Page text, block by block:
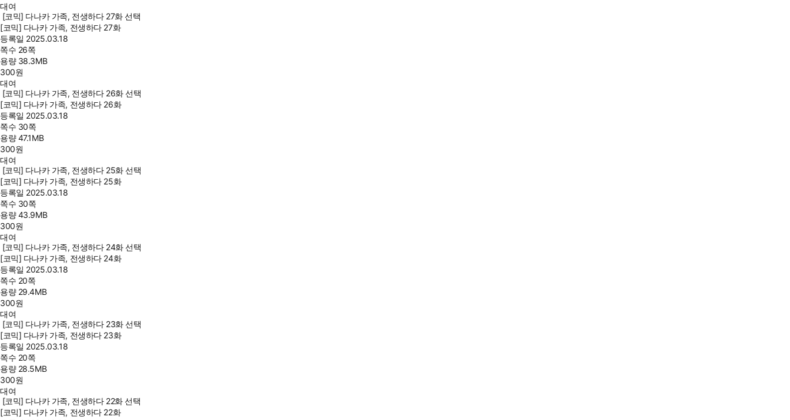
대여
[코믹] 다나카 가족, 전생하다 27화 선택
[코믹] 다나카 가족, 전생하다 27화
등록일 2025.03.18
쪽수 26쪽
용량 38.3MB
300원
대여
[코믹] 다나카 가족, 전생하다 26화 선택
[코믹] 다나카 가족, 전생하다 26화
등록일 2025.03.18
쪽수 30쪽
용량47.1MB
300원
대여
[코믹] 다나카 가족, 전생하다 25화 선택
[코믹] 다나카 가족, 전생하다 25화
등록일 2025.03.18
쪽수 30쪽
용량43.9MB
300원
대여
[코믹] 다나카 가족, 전생하다 24화 선택
[코믹] 다나카 가족, 전생하다 24화
등록일 2025.03.18
쪽수 20쪽
용량 29.4MB
300원
대여
[코믹] 다나카 가족, 전생하다 23화 선택
[코믹] 다나카 가족, 전생하다 23화
등록일 2025.03.18
쪽수 20쪽
용량 28.5MB
300원
대여
[코믹] 다나카 가족, 전생하다 22화 선택
[코믹] 다나카 가족, 전생하다 22화